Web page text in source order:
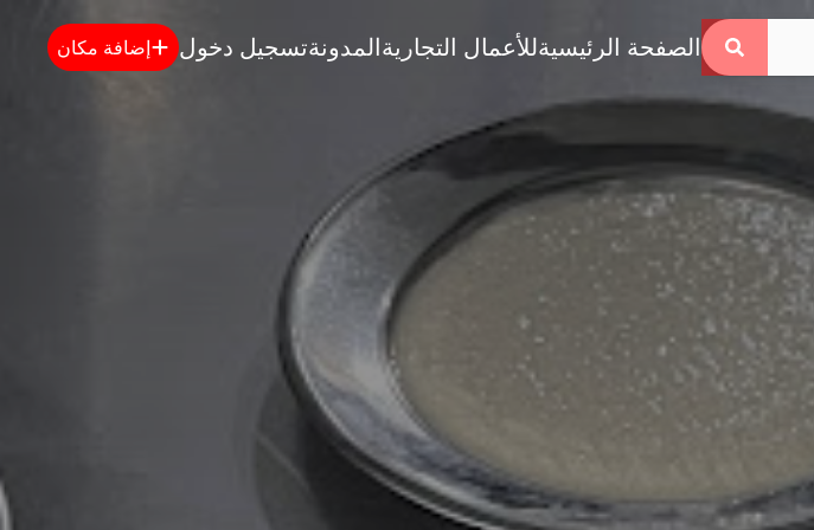
الصفحة الرئيسيةللأعمال التجاريةالمدونةتسجيل دخول إضافة مكان